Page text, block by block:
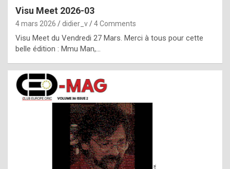
p
l
c
h
i
s
t
o
Visu Meet 2026-03
4 mars 2026 didier_v 4 Comments
Visu Meet du Vendredi 27 Mars. Merci à tous pour cette
belle édition : Mmu Man,…